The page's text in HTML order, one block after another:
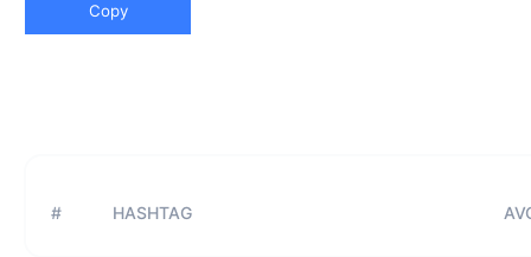
Copy
# HASHTAG